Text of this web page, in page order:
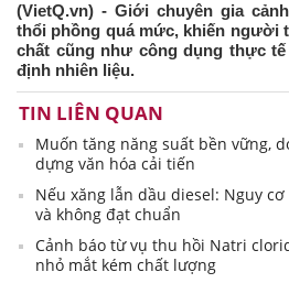
(VietQ.vn) - Giới chuyên gia
thổi phồng quá mức, khiến người
chất cũng như công dụng thực
định nhiên liệu.
TIN LIÊN QUAN
Muốn tăng năng suất bền vững,
dựng văn hóa cải tiến
Nếu xăng lẫn dầu diesel: Nguy
và không đạt chuẩn
Cảnh báo từ vụ thu hồi Natri
nhỏ mắt kém chất lượng